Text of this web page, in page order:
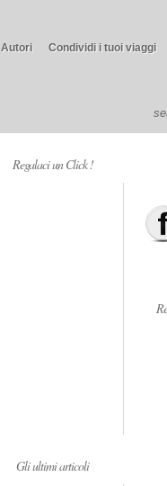
Autori Condividi i tuoi viaggi
Regalaci un Click !
Gli ultimi articoli